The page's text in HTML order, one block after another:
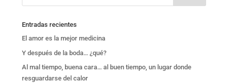
Entradas recientes
El amor es la mejor medicina
Y después de la boda… ¿qué?
Al mal tiempo, buena cara… al buen tiempo, un lugar donde
resguardarse del calor